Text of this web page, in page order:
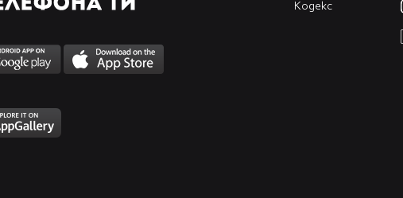
Кодекс